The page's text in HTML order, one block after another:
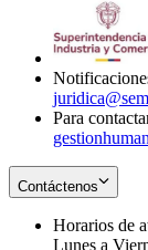
Para
Contáctenos
Horarios de
Lunes a